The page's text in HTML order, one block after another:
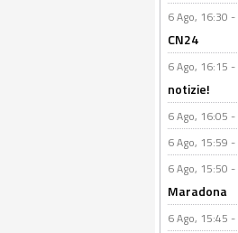
6 Ago, 16:30 -
CN24
6 Ago, 16:15 -
notizie!
6 Ago, 16:05 -
6 Ago, 15:59 -
6 Ago, 15:50 -
Maradona
6 Ago, 15:45 -